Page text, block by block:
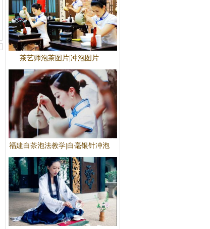
茶艺师泡茶图片|冲泡图片
福建白茶泡法教学|白毫银针冲泡
法